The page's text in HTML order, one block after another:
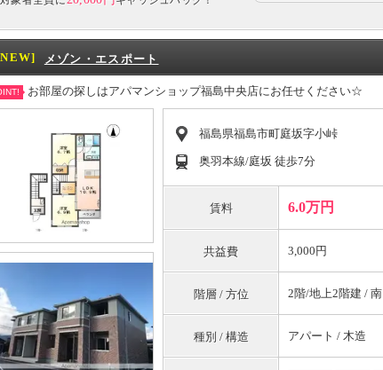
メゾン・エスポート
お部屋の探しはアパマンショップ福島中央店にお任せください☆
福島県福島市町庭坂字小峠
奥羽本線/庭坂 徒歩7分
賃料 6.0万円
共益費 3,000円
階層 / 方位 2階/地上2階建 / 南
種別 / 構造 アパート / 木造